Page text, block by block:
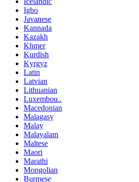
Igbo
Javanese
Kannada
Kazakh
Khmer
Kurdish
Kyrgyz
Latin
Latvian
Lithuanian
Luxembou..
Macedonian
Malagasy
Malay
Malayalam
Maltese
Maori
Marathi
Mongolian
Burmese